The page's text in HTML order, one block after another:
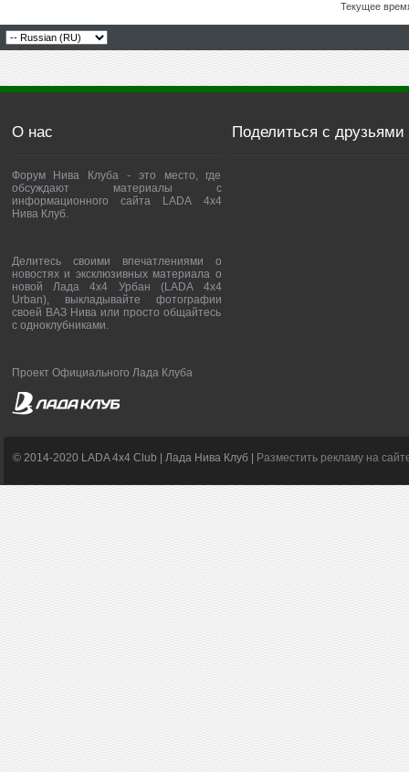
Текущее
О нас
Форум Нива Клуба - это место, где
обсуждают материалы с
информационного сайта LADA 4x4
Нива Клуб.
Делитесь своими впечатлениями о
новостях и эксклюзивных материала о
новой Лада 4х4 Урбан (LADA 4x4
Urban), выкладывайте фотографии
своей ВАЗ Нива или просто общайтесь
с одноклубниками.
Проект Официального Лада Клуба
Поделиться с друзьями
© 2014-2020 LADA 4x4 Club | Лада Нива Клуб | Разместить рекламу на